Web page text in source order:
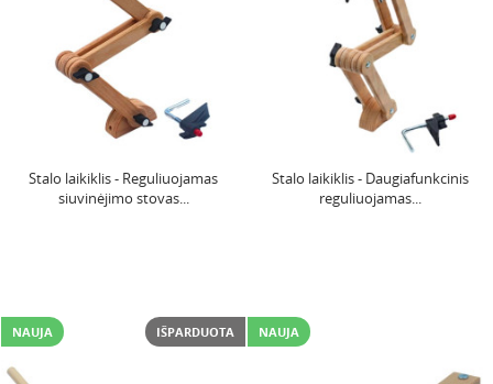
Stalo laikiklis - Reguliuojamas
siuvinėjimo stovas...
Stalo laikiklis - Daugiafunkcinis
reguliuojamas...
NAUJA IŠPARDUOTA NAUJA